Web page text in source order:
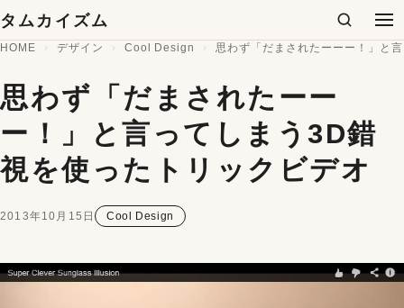
コンテンツへスキップ
タムカイズム 検索 メ
HOME デザイン Cool Design 思わず「だまされたーーー！」と
思わず「だまされたーー
ー！」と言ってしまう3D錯
視を使ったトリックビデオ
2013年10月15日 Cool Design